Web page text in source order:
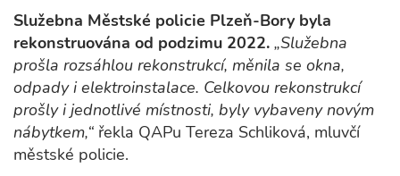
Služebna Městské policie Plzeň-Bory byla
rekonstruována od podzimu 2022. „Služebna
prošla rozsáhlou rekonstrukcí, měnila se okna,
odpady i elektroinstalace. Celkovou rekonstrukcí
prošly i jednotlivé místnosti, byly vybaveny novým
nábytkem,“ řekla QAPu Tereza Schliková, mluvčí
městské policie.